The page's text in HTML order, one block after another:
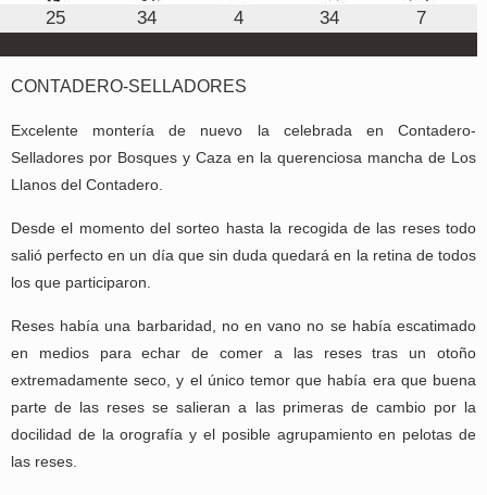
25 34 4 34 7
CONTADERO-SELLADORES
Excelente montería de nuevo la celebrada en Contadero-
Selladores por Bosques y Caza en la querenciosa mancha de Los
Llanos del Contadero.
Desde el momento del sorteo hasta la recogida de las reses todo
salió perfecto en un día que sin duda quedará en la retina de todos
los que participaron.
Reses había una barbaridad, no en vano no se había escatimado
en medios para echar de comer a las reses tras un otoño
extremadamente seco, y el único temor que había era que buena
parte de las reses se salieran a las primeras de cambio por la
docilidad de la orografía y el posible agrupamiento en pelotas de
las reses.